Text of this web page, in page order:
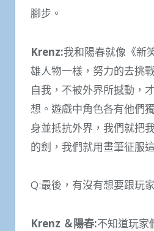
腳步。
Krenz:我和陽春就像《新
雄人物一樣，努力的去挑
自我，不被外界所撼動，
想。遊戲中角色各有他們
身並抵抗外界，我們就把
的劍，我們就用畫筆征服
Q:最後，有沒有想要跟玩
Krenz ＆陽春:不知道玩家